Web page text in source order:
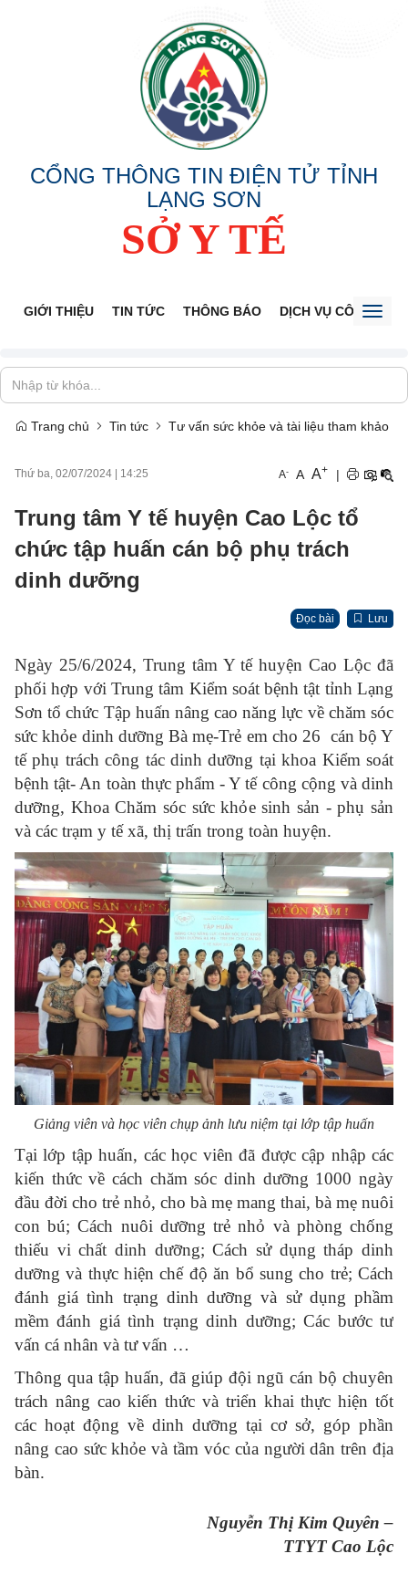
CỔNG THÔNG TIN ĐIỆN TỬ TỈNH
LẠNG SƠN
SỞ Y TẾ
GIỚI THIỆU TIN TỨC THÔNG BÁO DỊCH VỤ CÔNG
Trang chủ Tin tức Tư vấn sức khỏe và tài liệu tham khảo
Thứ ba, 02/07/2024 14:25 A- A A+ |
Trung tâm Y tế huyện Cao Lộc tổ
chức tập huấn cán bộ phụ trách
dinh dưỡng
Đọc bài Lưu
Ngày 25/6/2024, Trung tâm Y tế huyện Cao Lộc đã
phối hợp với Trung tâm Kiểm soát bệnh tật tỉnh Lạng
Sơn tổ chức Tập huấn nâng cao năng lực về chăm sóc
sức khỏe dinh dưỡng Bà mẹ-Trẻ em cho 26 cán bộ Y
tế phụ trách công tác dinh dưỡng tại khoa Kiểm soát
bệnh tật- An toàn thực phẩm - Y tế công cộng và dinh
dưỡng, Khoa Chăm sóc sức khỏe sinh sản - phụ sản
và các trạm y tế xã, thị trấn trong toàn huyện.
Giảng viên và học viên chụp ảnh lưu niệm tại lớp tập huấn
Tại lớp tập huấn, các học viên đã được cập nhập các
kiến thức về cách chăm sóc dinh dưỡng 1000 ngày
đầu đời cho trẻ nhỏ, cho bà mẹ mang thai, bà mẹ nuôi
con bú; Cách nuôi dưỡng trẻ nhỏ và phòng chống
thiếu vi chất dinh dưỡng; Cách sử dụng tháp dinh
dưỡng và thực hiện chế độ ăn bổ sung cho trẻ; Cách
đánh giá tình trạng dinh dưỡng và sử dụng phầm
mềm đánh giá tình trạng dinh dưỡng; Các bước tư
vấn cá nhân và tư vấn …
Thông qua tập huấn, đã giúp đội ngũ cán bộ chuyên
trách nâng cao kiến thức và triển khai thực hiện tốt
các hoạt động về dinh dưỡng tại cơ sở, góp phần
nâng cao sức khỏe và tầm vóc của người dân trên địa
bàn.
Nguyễn Thị Kim Quyên –
TTYT Cao Lộc